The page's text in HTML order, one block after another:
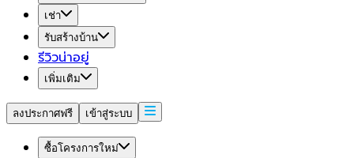
เช่า
รับสร้างบ้าน
รีวิวน่าอยู่
เพิ่มเติม
ลงประกาศฟรี เข้าสู่ระบบ
ซื้อโครงการใหม่